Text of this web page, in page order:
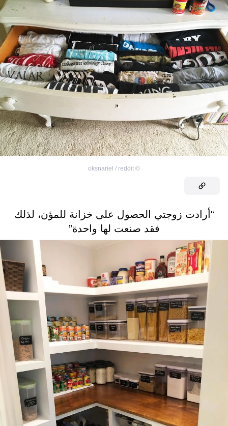
©
oksnariel / reddit
“أرادت زوجتي الحصول على خزانة للمؤن، لذلك
فقد صنعت لها واحدة”